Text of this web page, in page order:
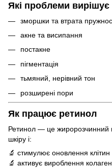
Які проблеми
зморшки та втрата
акне та висипання
постакне
пігментація
тьмяний, нерівний тон
розширені пори
Як працює ретинол
Ретинол — це жиророзчинний
шкіру і:
🔬 стимулює оновлення клітин
🔬 активує вироблення